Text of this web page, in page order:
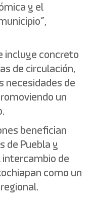
y el
incluye concreto
de circulación,
necesidades de
un
benefician
de Puebla y
intercambio de
como un